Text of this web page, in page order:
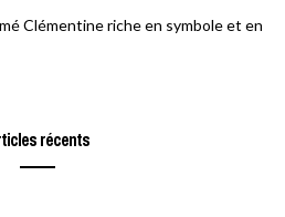
Clémentine riche en symbole et en
récents